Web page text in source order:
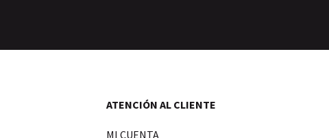
ATENCIÓN AL CLIENTE
MI CUENTA